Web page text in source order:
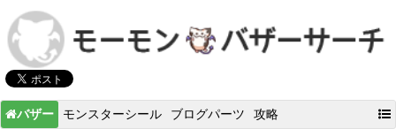
バザー モンスターシール ブログパーツ 攻略